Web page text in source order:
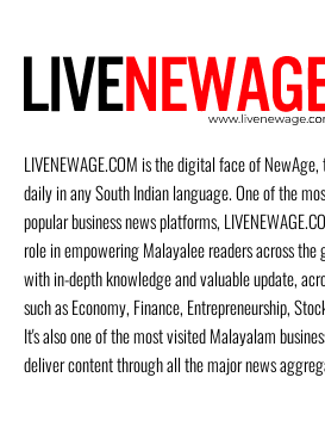
LIVENEWAGE.COM is the digital face of
daily in any South Indian language. One of the
popular business news platforms,
role in empowering Malayalee readers across
with in-depth knowledge and valuable update,
such as Economy, Finance, Entrepreneurship,
It's also one of the most visited Malayalam
deliver content through all the major news